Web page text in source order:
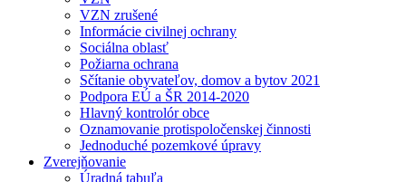
VZN zrušené
Informácie civilnej ochrany
Sociálna oblasť
Požiarna ochrana
Sčítanie obyvateľov, domov a bytov 2021
Podpora EÚ a ŠR 2014-2020
Hlavný kontrolór obce
Oznamovanie protispoločenskej činnosti
Jednoduché pozemkové úpravy
Zverejňovanie
Úradná tabuľa